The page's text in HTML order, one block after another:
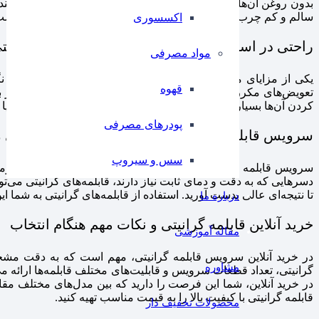
اکسسوری
مواد مصرفی
قهوه
پودرهای مصرفی
سس و سیروپ
درباره ما
مقاله آموزشی
مشاوره
محصولات تخفیف دار
بدون روغن آن‌ها را سرخ کنید. این ویژگی نه تنها به شما کمک
سالم و کم چرب اهمیت می‌دهند، قابلمه گرانیتی انتخابی بسیار
راحتی در استفاده و نگهداری از سرویس قابلمه
یکی از مزایای مهم سرویس قابلمه گرانیتی، راحتی در استفاده و
تعویض‌های مکرر ندارند. این قابلمه‌ها به دلیل روکش مقاوم خود
کردن آن‌ها بسیار آسان است و نیاز به استفاده از مواد شوینده
سرویس قابلمه گرانیتی و تاثیر آن بر پخت‌وپز
سرویس قابلمه گرانیتی علاوه بر اینکه برای پخت انواع
دسرهایی که به دقت و دمای ثابت نیاز دارند، قابلمه‌های گرانیتی
تا نتیجه‌ای عالی بدست آورید. استفاده از قابلمه‌های گرانیتی
خرید آنلاین قابلمه گرانیتی و نکات مهم هنگام انتخاب
در خرید آنلاین سرویس قابلمه گرانیتی، مهم است که به دقت
گرانیتی، تعداد قطعات سرویس و قابلیت‌های مختلف قابلمه‌ها
در خرید آنلاین، شما این فرصت را دارید که بین مدل‌های مختلف
قابلمه گرانیتی با کیفیت بالا را به قیمت مناسب تهیه کنید.